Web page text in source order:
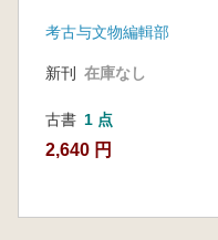
考古与文物編輯部
新刊 在庫なし
古書 1 点
2,640 円